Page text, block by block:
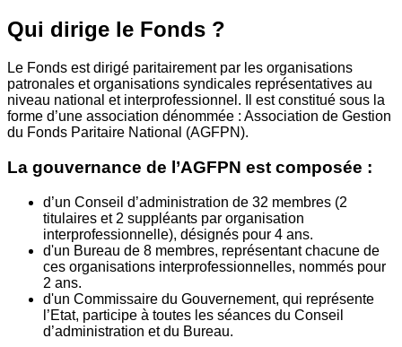
Qui dirige le Fonds ?
Le Fonds est dirigé paritairement par les organisations
patronales et organisations syndicales représentatives au
niveau national et interprofessionnel. Il est constitué sous la
forme d’une association dénommée : Association de Gestion
du Fonds Paritaire National (AGFPN).
La gouvernance de l’AGFPN est composée :
d’un Conseil d’administration de 32 membres (2
titulaires et 2 suppléants par organisation
interprofessionnelle), désignés pour 4 ans.
d'un Bureau de 8 membres, représentant chacune de
ces organisations interprofessionnelles, nommés pour
2 ans.
d'un Commissaire du Gouvernement, qui représente
l’Etat, participe à toutes les séances du Conseil
d’administration et du Bureau.